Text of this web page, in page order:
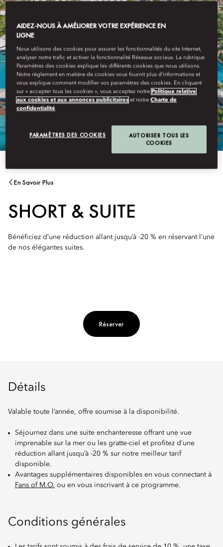
En Savoir Plus
SHORT & SUITE
Bénéficiez d’une réduction allant jusqu’à -20 % en réservant l’une
de nos élégantes suites.
Réserver
Détails
Valable toute l’année, offre soumise à la disponibilité.
Séjournez dans une suite enchanteresse offrant une vue
imprenable sur la mer ou les gratte-ciel et profitez d’une
réduction allant jusqu’à -20 % sur notre meilleur tarif
disponible.
Avantages supplémentaires disponibles en vous connectant à
Fans of M.O. ou en vous inscrivant à ce programme.
Conditions générales
AIDEZ-NOUS À AMÉLIORER VOTRE EXPÉRIENCE EN
LIGNE
Nous utilisons des cookies pour assurer les fonctionnalités du site Internet,
analyser notre trafic et activer la fonctionnalité Réseaux sociaux. La rubrique
Paramètres des cookies explique les différents cookies que nous utilisons.
Notre règlement en matière de cookies vous fournit plus d’informations et
vous explique comment modifier vos paramètres des cookies. En cliquant
sur « accepter tous les cookies », vous acceptez notre Politique relative
aux cookies et aux annonces publicitaires et notreCharte de
confidentialité
PARAMÈTRES DES COOKIES
AUTORISER TOUS LES
COOKIES